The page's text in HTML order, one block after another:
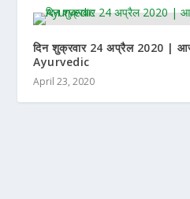
दिन शुक्रवार 24 अप्रैल 2020 |
Ayurvedic
April 23, 2020